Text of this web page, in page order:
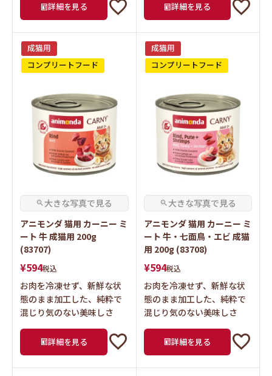
詳細を見る 詳細を見る
成猫用
コンプリートフード
アニモンダ 猫用 カーニー ミ
ート 牛 成猫用 200g
(83707)
¥594税込
お肉を冷凍せず、新鮮な状
態のまま加工した、純粋で
混じり気のない美味しさ
詳細を見る
成猫用
コンプリートフード
アニモンダ 猫用 カーニー ミ
ート 牛・七面鳥・エビ 成猫
用 200g (83708)
¥594税込
お肉を冷凍せず、新鮮な状
態のまま加工した、純粋で
混じり気のない美味しさ
詳細を見る